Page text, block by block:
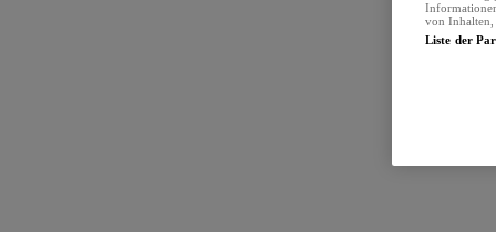
von Inhalten,
Liste der